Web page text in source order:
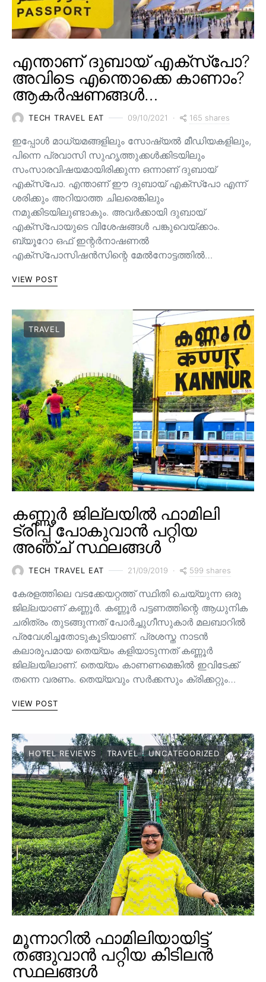
എന്താണ് ദുബായ് എക്സ്പോ?
അവിടെ എന്തൊക്കെ കാണാം?
ആകർഷണങ്ങൾ…
TECH TRAVEL EAT 09/10/2021 165 shares
ഇപ്പോൾ മാധ്യമങ്ങളിലും സോഷ്യൽ മീഡിയകളിലും,
പിന്നെ പ്രവാസി സുഹൃത്തുക്കൾക്കിടയിലും
സംസാരവിഷയമായിരിക്കുന്ന ഒന്നാണ് ദുബായ്
എക്സ്പോ. എന്താണ് ഈ ദുബായ് എക്സ്പോ എന്ന്
ശരിക്കും അറിയാത്ത ചിലരെങ്കിലും
നമുക്കിടയിലുണ്ടാകും. അവർക്കായി ദുബായ്
എക്സ്പോയുടെ വിശേഷങ്ങൾ പങ്കുവെയ്ക്കാം.
ബ്യൂറോ ഒഫ് ഇന്റർനാഷണൽ
എക്സ്പോസിഷൻസിന്റെ മേൽനോട്ടത്തിൽ…
VIEW POST
TRAVEL
കണ്ണൂർ ജില്ലയിൽ ഫാമിലി
ട്രിപ്പ് പോകുവാൻ പറ്റിയ
അഞ്ച് സ്ഥലങ്ങൾ
TECH TRAVEL EAT 21/09/2019 599 shares
കേരളത്തിലെ വടക്കേയറ്റത്ത് സ്ഥിതി ചെയ്യുന്ന ഒരു
ജില്ലയാണ് കണ്ണൂർ. കണ്ണൂർ പട്ടണത്തിന്റെ ആധുനിക
ചരിത്രം തുടങ്ങുന്നത് പോർച്ചുഗീസുകാർ മലബാറിൽ
പ്രവേശിച്ചതോടുകൂടിയാണ്. പ്രശസ്ത നാടൻ
കലാരൂപമായ തെയ്യം കളിയാടുന്നത് കണ്ണൂർ
ജില്ലയിലാണ്. തെയ്യം കാണണമെങ്കിൽ ഇവിടേക്ക്
തന്നെ വരണം. തെയ്യവും സര്‍ക്കസും ക്രിക്കറ്റും…
VIEW POST
HOTEL REVIEWS TRAVEL UNCATEGORIZED
മൂന്നാറിൽ ഫാമിലിയായിട്ട്
തങ്ങുവാൻ പറ്റിയ കിടിലൻ
സ്ഥലങ്ങൾ